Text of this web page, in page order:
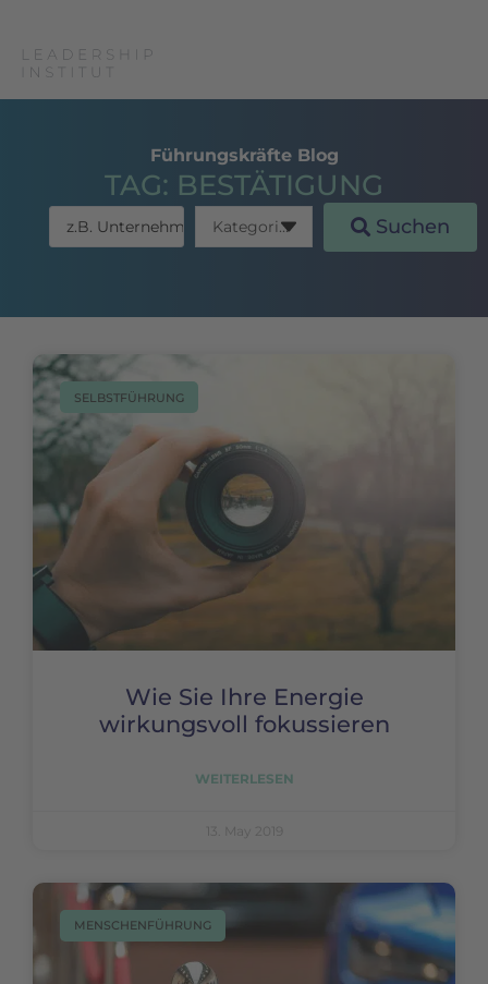
Führungskräfte Blog
TAG: BESTÄTIGUNG
Suchen
SELBSTFÜHRUNG
Wie Sie Ihre Energie
wirkungsvoll fokussieren
WEITERLESEN
13. May 2019
MENSCHENFÜHRUNG